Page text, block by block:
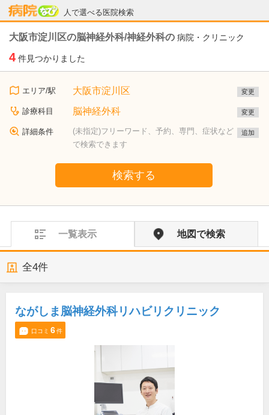
人で選べる医院検索
病院なび
大阪市淀川区の脳神経外科/神経外科の 病院・クリニック
4 件見つかりました
エリア/駅 大阪市淀川区 変更
診療科目 脳神経外科 変更
詳細条件
(未指定)フリーワード、予約、専門、症状など
で検索できます
追加
検索する
一覧表示 地図で検索
全4件
ながしま脳神経外科リハビリクリニック
口コミ 6件